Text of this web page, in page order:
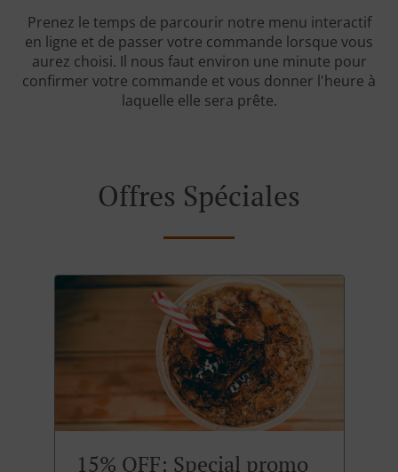
Prenez le temps de parcourir notre menu interactif
en ligne et de passer votre commande lorsque vous
aurez choisi. Il nous faut environ une minute pour
confirmer votre commande et vous donner l'heure à
laquelle elle sera prête.
Offres Spéciales
15% OFF: Special promo